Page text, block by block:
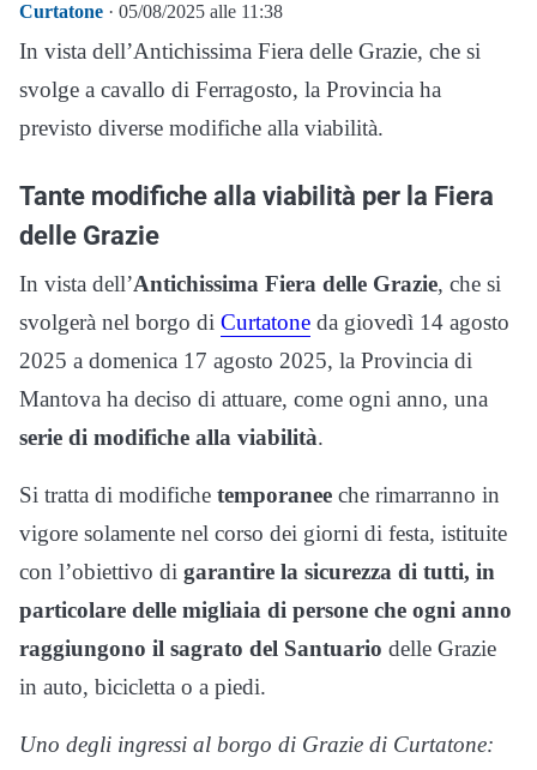
Curtatone · 05/08/2025 alle 11:38
In vista dell’Antichissima Fiera delle Grazie, che si
svolge a cavallo di Ferragosto, la Provincia ha
previsto diverse modifiche alla viabilità.
Tante modifiche alla viabilità per la Fiera
delle Grazie
In vista dell’Antichissima Fiera delle Grazie, che si
svolgerà nel borgo di Curtatone da giovedì 14 agosto
2025 a domenica 17 agosto 2025, la Provincia di
Mantova ha deciso di attuare, come ogni anno, una
serie di modifiche alla viabilità.
Si tratta di modifiche temporanee che rimarranno in
vigore solamente nel corso dei giorni di festa, istituite
con l’obiettivo di garantire la sicurezza di tutti, in
particolare delle migliaia di persone che ogni anno
raggiungono il sagrato del Santuario delle Grazie
in auto, bicicletta o a piedi.
Uno degli ingressi al borgo di Grazie di Curtatone: